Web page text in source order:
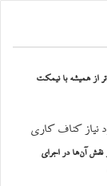
از همیشه با نیمکت
آن‌ها در اجرای